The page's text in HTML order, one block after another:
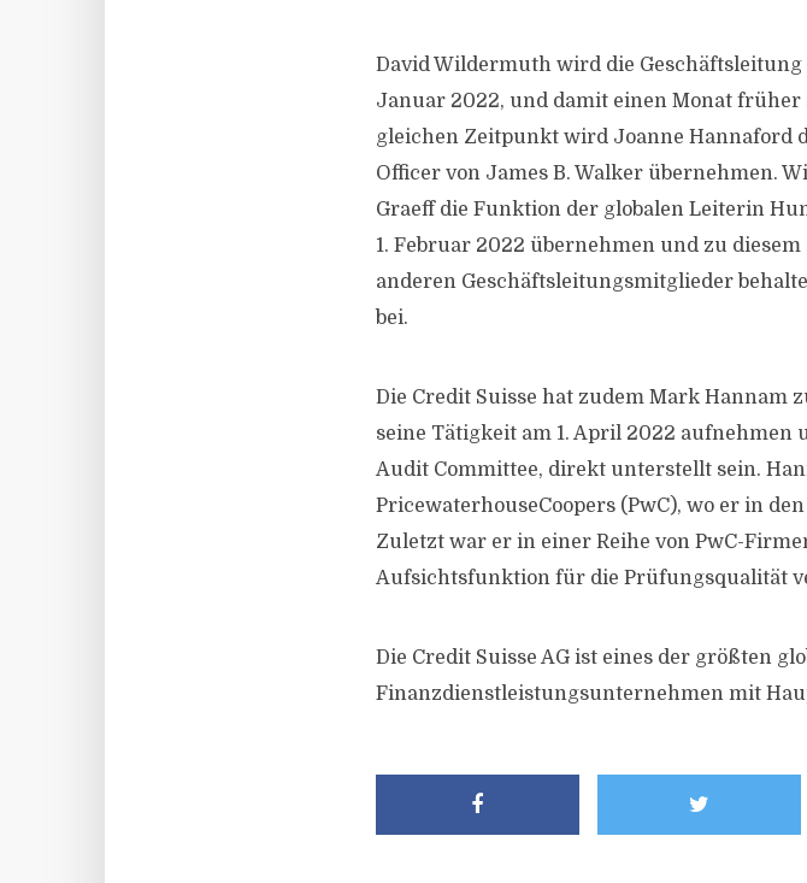
David Wildermuth wird die Geschäftsleitung
Januar 2022, und damit einen Monat
gleichen Zeitpunkt wird Joanne Hannaford
Officer von James B. Walker übernehmen.
Graeff die Funktion der globalen Leiterin
1. Februar 2022 übernehmen und zu
anderen Geschäftsleitungsmitglieder
bei.
Die Credit Suisse hat zudem Mark
seine Tätigkeit am 1. April 2022 aufnehmen
Audit Committee, direkt unterstellt sein.
PricewaterhouseCoopers (PwC), wo er in
Zuletzt war er in einer Reihe von PwC-
Aufsichtsfunktion für die Prüfungsqualität
Die Credit Suisse AG ist eines der größten
Finanzdienstleistungsunternehmen mit